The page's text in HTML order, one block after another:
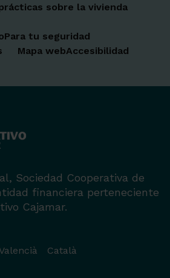
sobre la vivienda
Para tu seguridad
Mapa webAccesibilidad
Sociedad Cooperativa de
financiera perteneciente
Cajamar.
Valencià Català